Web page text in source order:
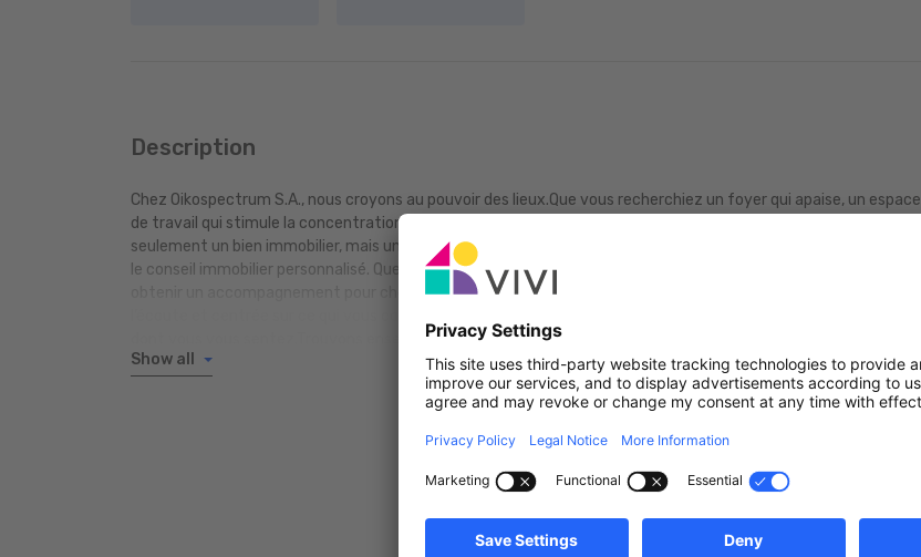
Description
Chez Oikospectrum S.A., nous croyons au pouvoir des lieux.Que vous recherchiez un foyer qui apaise, un espace
de travail qui stimule la concentration, ou simplement un nouveau départ, nous vous aidons à trouver non
seulement un bien immobilier, mais un espace qui vous nourrit.Nos services comprennent la vente, la location et
le conseil immobilier personnalisé. Que vous souhaitiez vendre votre bien, trouver votre futur logement ou
obtenir un accompagnement pour choisir le bon investissement, notre approche reste la même : honnête, à
dont vous vous sentez.Trouvons ensemble un lieu qui vous ressemble — un véritable chez-vous.
Show all